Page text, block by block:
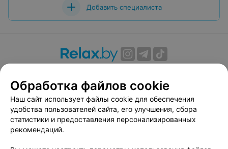
Добавить специалиста
Вакансии
Публичный договор
Способы оплаты
Публичный договор по использованию сервиса
«Афиша»
Пользовательское соглашение
Обработка файлов cookie
Наш сайт использует файлы cookie для обеспечения
удобства пользователей сайта, его улучшения, сбора
статистики и предоставления персонализированных
рекомендаций.